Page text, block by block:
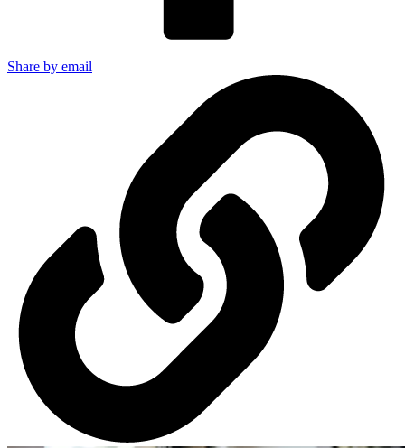
Share by email